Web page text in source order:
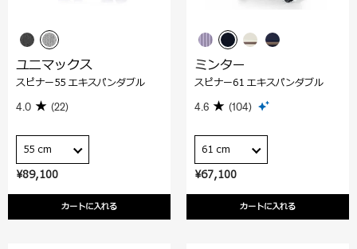
¥89,100
カートに入れる
ユニマックス
スピナー55 エキスパンダブル
4.0 (22)
55 cm
¥67,100
カートに入れる
ミンター
スピナー61 エキスパンダブル
4.6 (104)
61 cm